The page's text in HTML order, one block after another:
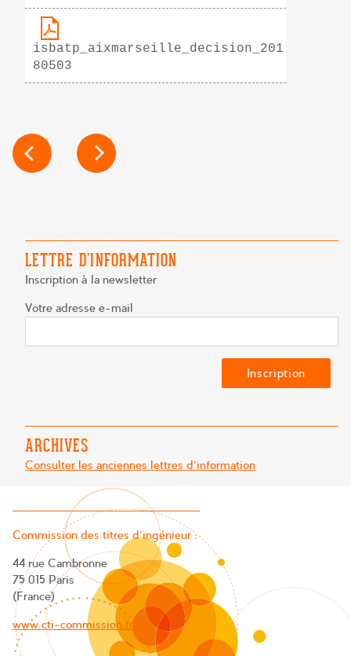
isbatp_aixmarseille_decision_201
80503
NAVIGATION
DE
LETTRE D’INFORMATION
Inscription à la newsletter
Votre adresse e-mail
ARCHIVES
Consulter les anciennes lettres d'information
Commission des titres d’ingénieur :
44 rue Cambronne
75 015 Paris
(France)
www.cti-commission.fr